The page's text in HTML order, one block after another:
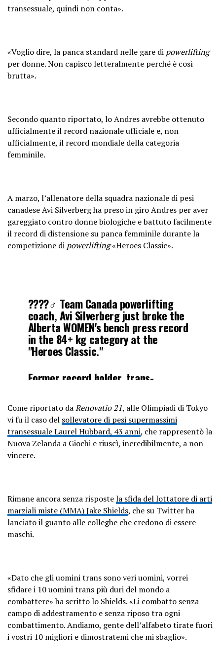
transessuale, quindi non conta».
«Voglio dire, la panca standard nelle gare di powerlifting
per donne. Non capisco letteralmente perché è così
brutta».
Secondo quanto riportato, lo Andres avrebbe ottenuto
ufficialmente il record nazionale ufficiale e, non
ufficialmente, il record mondiale della categoria
femminile.
A marzo, l’allenatore della squadra nazionale di pesi
canadese Avi Silverberg ha preso in giro Andres per aver
gareggiato contro donne biologiche e battuto facilmente
il record di distensione su panca femminile durante la
competizione di powerlifting«Heroes Classic».
????️‍♂️ Team Canada powerlifting
coach, Avi Silverberg just broke the
Alberta WOMEN's bench press record
in the 84+ kg category at the
"Heroes Classic."
Former record holder, trans-
front row view as Silverberg mocked
the discriminatory CPU policy…
pic.twitter.com/ajhUJPB4gc
— ICONS (@icons_women)March 27,
2023
Come riportato daRenovatio 21, alle Olimpiadi di Tokyo
vi fu il caso del sollevatore di pesi supermassimi
transessuale Laurel Hubbard, 43 anni, che rappresentò la
Nuova Zelanda a Giochi e riuscì, incredibilmente, a non
vincere.
Rimane ancora senza rispostela sfida del lottatore di arti
marziali miste (MMA) Jake Shields, che su Twitter ha
lanciato il guanto alle colleghe che credono di essere
maschi.
«Dato che gli uomini trans sono veri uomini, vorrei
sfidare i 10 uomini trans più duri del mondo a
combattere» ha scritto lo Shields. «Li combatto senza
campo di addestramento e senza riposo tra ogni
combattimento. Andiamo, gente dell’alfabeto tirate fuori
i vostri 10 migliori e dimostratemi che mi sbaglio».